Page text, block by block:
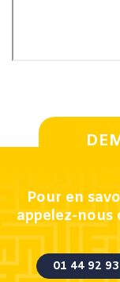
Pour en
appelez-nous
01 44 92